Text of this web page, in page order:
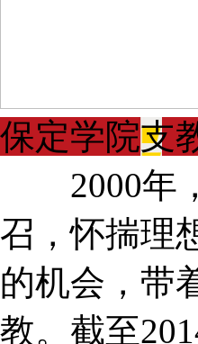
保定学院支
2000年，
召，怀揣理
的机会，带
教。截至